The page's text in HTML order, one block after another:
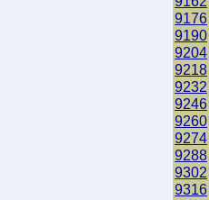
9176
9190
9204
9218
9232
9246
9260
9274
9288
9302
9316